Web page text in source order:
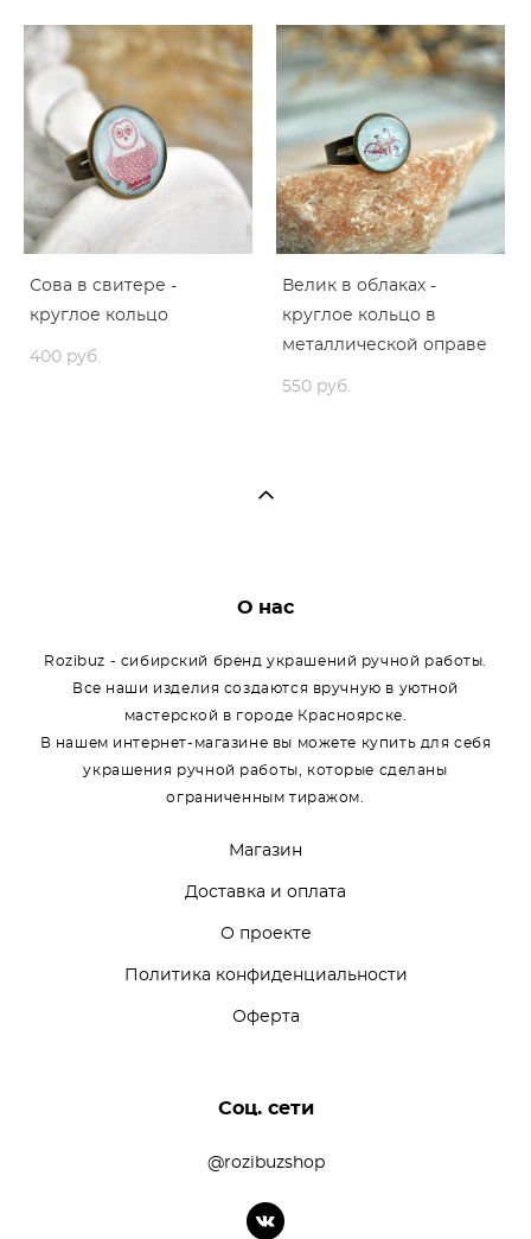
Сова в свитере -
круглое кольцо
400 pуб.
Велик в облаках -
круглое кольцо в
металлической оправе
550 pуб.
О нас
Rozibuz - сибирский бренд украшений ручной работы.
Все наши изделия создаются вручную в уютной
мастерской в городе Красноярске.
В нашем интернет-магазине вы можете купить для себя
украшения ручной работы, которые сделаны
ограниченным тиражом.
Магазин
Доставка и оплата
О проекте
Политика конфиденциальности
Оферта
Соц. сети
@rozibuzshop